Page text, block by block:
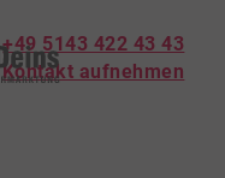
+49 5143 422 43 43
Kontakt aufnehmen